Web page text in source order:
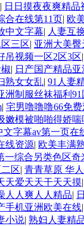
| 日日摸夜夜爽精品
合在线第11页| 欧
中文字幕| 人妻互
三区| 亚洲大美臀
吊视频一区2区3区|
| 日产国产精品
熟女女乱| 91人妻
洲制服丝袜福利91
| 宅男噜噜噜66免
嫩模被啪啪得娇喘
文字幕av第一页在
线资源| 欧美丰满
一综合另类色区奇
区| 青青草原 华
天爱天天干天天摸|
人人爽人人精品|
手机亚洲欧美在线|
小说| 熟妇人妻精